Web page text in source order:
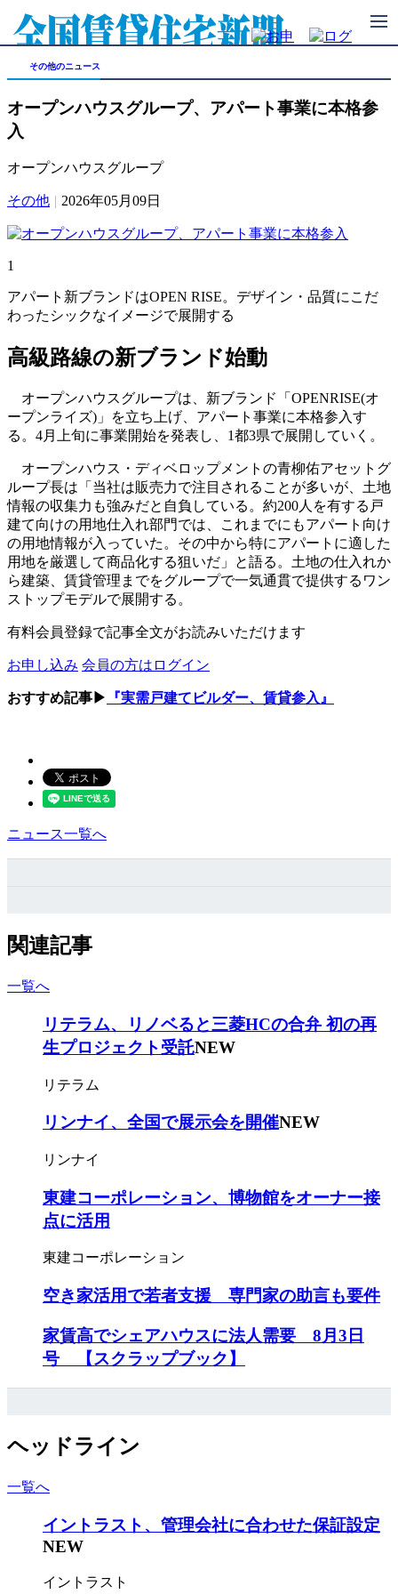
お知らせ 全国賃貸住宅新聞のデータブック新刊購入のご案内
その他のニュース
オープンハウスグループ、アパート事業に本格参
入
オープンハウスグループ
その他 | 2026年05月09日
1
アパート新ブランドはOPEN RISE。デザイン・品質にこだ
わったシックなイメージで展開する
高級路線の新ブランド始動
オープンハウスグループは、新ブランド「OPENRISE(オ
ープンライズ)」を立ち上げ、アパート事業に本格参入す
る。4月上旬に事業開始を発表し、1都3県で展開していく。
オープンハウス・ディベロップメントの青柳佑アセットグ
ループ長は「当社は販売力で注目されることが多いが、土地
情報の収集力も強みだと自負している。約200人を有する戸
建て向けの用地仕入れ部門では、これまでにもアパート向け
の用地情報が入っていた。その中から特にアパートに適した
用地を厳選して商品化する狙いだ」と語る。土地の仕入れか
ら建築、賃貸管理までをグループで一気通貫で提供するワン
ストップモデルで展開する。
有料会員登録で記事全文がお読みいただけます
お申し込み 会員の方はログイン
おすすめ記事▶ 『実需戸建てビルダー、賃貸参入』
ニュース一覧へ
関連記事
一覧へ
リテラム、リノベると三菱HCの合弁 初の再
生プロジェクト受託NEW
リテラム
リンナイ、全国で展示会を開催NEW
リンナイ
東建コーポレーション、博物館をオーナー接
点に活用
東建コーポレーション
空き家活用で若者支援 専門家の助言も要件
家賃高でシェアハウスに法人需要 8月3日
号 【スクラップブック】
ヘッドライン
一覧へ
イントラスト、管理会社に合わせた保証設定
NEW
イントラスト